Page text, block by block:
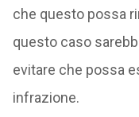
che questo possa
questo caso
evitare che possa
infrazione.